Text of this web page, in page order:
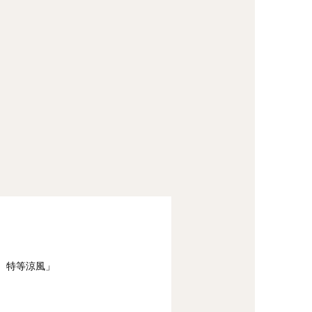
等涼風」